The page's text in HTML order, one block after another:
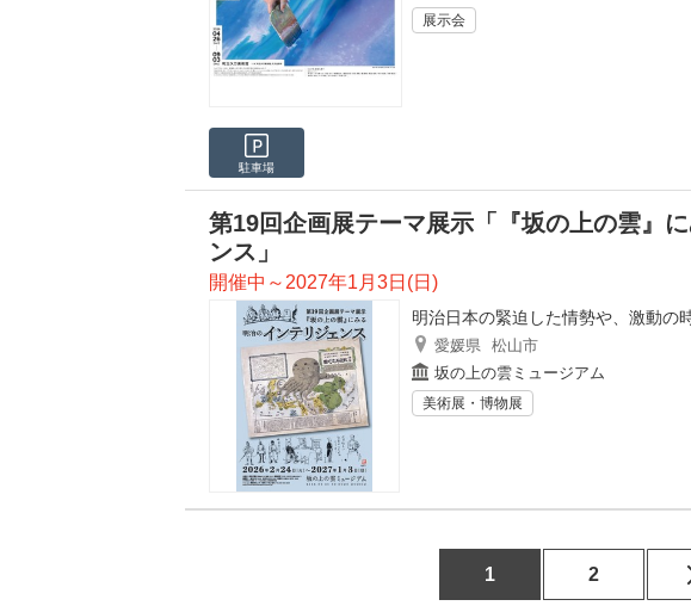
展示会
駐車場
第19回企画展テーマ展示「『坂の上の雲』
ンス」
開催中～2027年1月3日(日)
明治日本の緊迫した情勢や、激動の
愛媛県 松山市
坂の上の雲ミュージアム
美術展・博物展
1 2